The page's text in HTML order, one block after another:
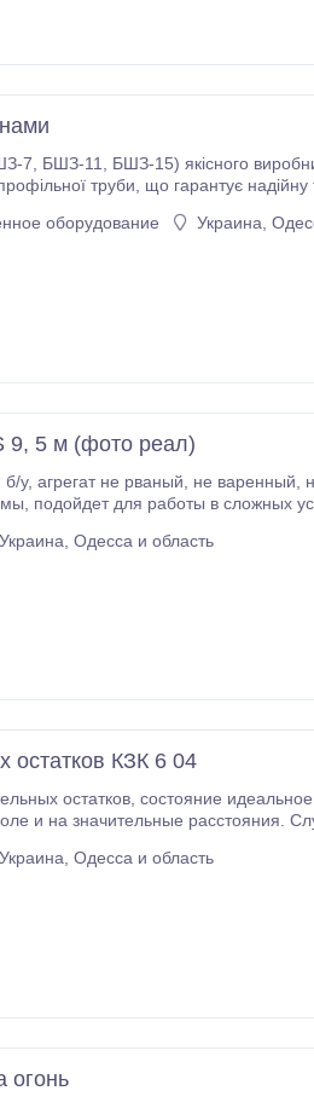
Рамна
експлуатацію агрегату. Робочі
оборудование Украина,
9, 5 м (фото реал)
с
Украина, Одесса и область
остатков КЗК 6 04
собственных транспортных колес
и на значительные расстояния.
Украина, Одесса и область
огонь